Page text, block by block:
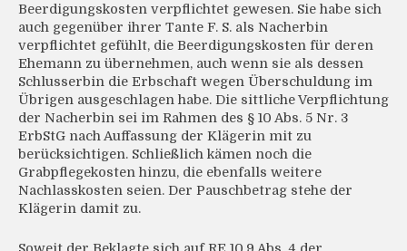
Beerdigungskosten verpflichtet gewesen. Sie habe sich
auch gegenüber ihrer Tante F. S. als Nacherbin
verpflichtet gefühlt, die Beerdigungskosten für deren
Ehemann zu übernehmen, auch wenn sie als dessen
Schlusserbin die Erbschaft wegen Überschuldung im
Übrigen ausgeschlagen habe. Die sittliche Verpflichtung
der Nacherbin sei im Rahmen des § 10 Abs. 5 Nr. 3
ErbStG nach Auffassung der Klägerin mit zu
berücksichtigen. Schließlich kämen noch die
Grabpflegekosten hinzu, die ebenfalls weitere
Nachlasskosten seien. Der Pauschbetrag stehe der
Klägerin damit zu.